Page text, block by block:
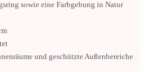
sowie eine Farbgebung in Natur
und geschützte Außenbereiche